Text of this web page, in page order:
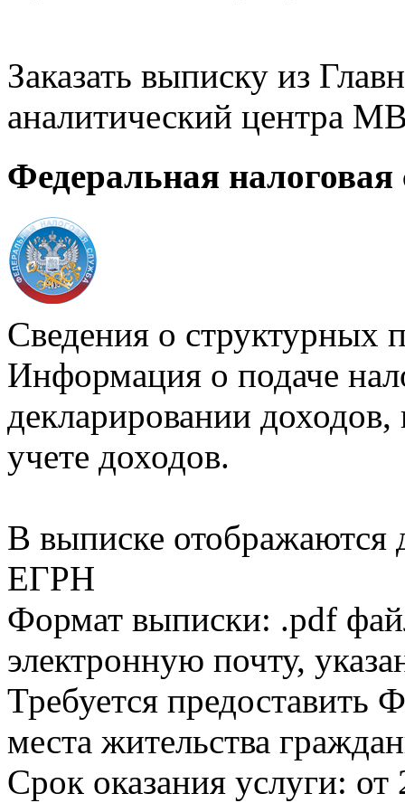
Заказать выписку из
аналитический центра
Федеральная налоговая
Сведения о структурных
Информация о подаче
декларировании доходов,
учете доходов.
В выписке
ЕГРН
Формат выписки: .pdf
электронную почту,
Требуется
места жительства
Срок оказания услуги: от